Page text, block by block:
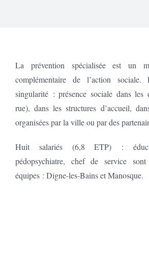
La prévention spécialisée est un
complémentaire de l’action
singularité : présence sociale dans les
rue), dans les structures d’accueil,
organisées par la ville ou par des
Huit salariés (6,8 ETP) :
pédopsychiatre, chef de service
équipes : Digne-les-Bains et Manosque.